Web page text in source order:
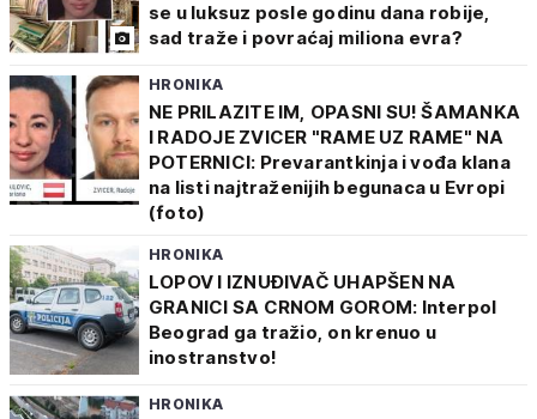
se u luksuz posle godinu dana robije,
sad traže i povraćaj miliona evra?
HRONIKA
NE PRILAZITE IM, OPASNI SU! ŠAMANKA
I RADOJE ZVICER "RAME UZ RAME" NA
POTERNICI: Prevarantkinja i vođa klana
na listi najtraženijih begunaca u Evropi
(foto)
HRONIKA
LOPOV I IZNUĐIVAČ UHAPŠEN NA
GRANICI SA CRNOM GOROM: Interpol
Beograd ga tražio, on krenuo u
inostranstvo!
HRONIKA